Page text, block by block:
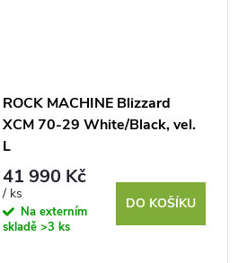
ROCK MACHINE Blizzard
XCM 70-29 White/Black, vel.
L
41 990 Kč
/ ks
Na externím
skladě>3 ks
DO KOŠÍKU